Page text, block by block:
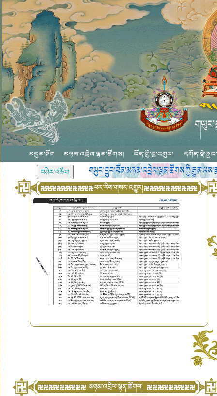
མདུན་ཤོག མཉམ་འབྲེལ་ལྷན་ཚོགས། བོན་གྱི་བྱ་འགུལ།